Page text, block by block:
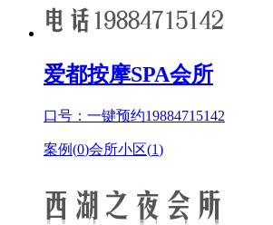
爱都按摩SPA会所
口号：一键预约19884715142
案例(0)会所小区(1)